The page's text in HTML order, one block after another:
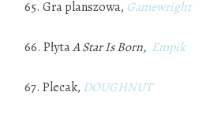
65. Gra planszowa, Gamewright
66. PłytaA Star Is Born, Empik
67. Plecak, DOUGHNUT